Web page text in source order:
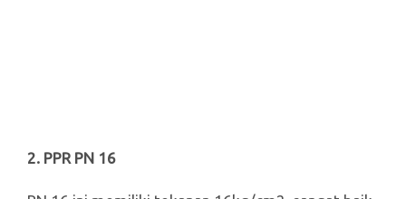
2. PPR PN 16